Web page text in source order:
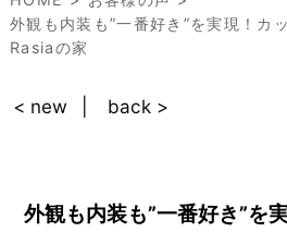
外観も内装も”一番好き”を実現！カ
Rasiaの家
< new back >
外観も内装も”一番好き”を